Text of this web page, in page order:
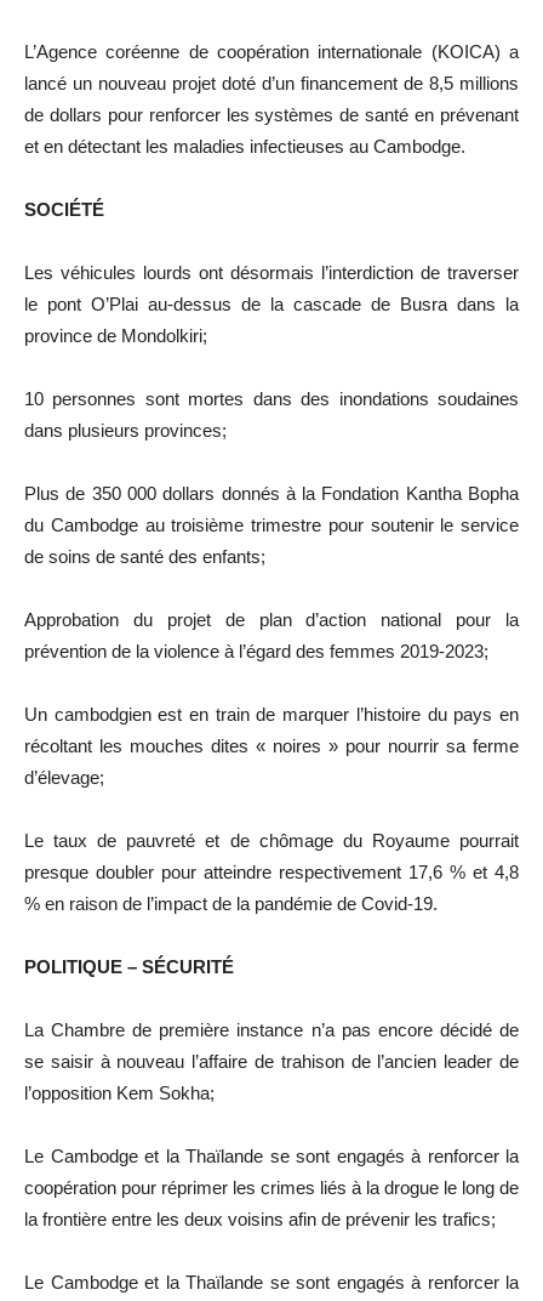
L’Agence coréenne de coopération internationale (KOICA) a
lancé un nouveau projet doté d’un financement de 8,5 millions
de dollars pour renforcer les systèmes de santé en prévenant
et en détectant les maladies infectieuses au Cambodge.
SOCIÉTÉ
Les véhicules lourds ont désormais l’interdiction de traverser
le pont O’Plai au-dessus de la cascade de Busra dans la
province de Mondolkiri;
10 personnes sont mortes dans des inondations soudaines
dans plusieurs provinces;
Plus de 350 000 dollars donnés à la Fondation Kantha Bopha
du Cambodge au troisième trimestre pour soutenir le service
de soins de santé des enfants;
Approbation du projet de plan d’action national pour la
prévention de la violence à l’égard des femmes 2019-2023;
Un cambodgien est en train de marquer l’histoire du pays en
récoltant les mouches dites « noires » pour nourrir sa ferme
d’élevage;
Le taux de pauvreté et de chômage du Royaume pourrait
presque doubler pour atteindre respectivement 17,6 % et 4,8
% en raison de l’impact de la pandémie de Covid-19.
POLITIQUE – SÉCURITÉ
La Chambre de première instance n’a pas encore décidé de
se saisir à nouveau l’affaire de trahison de l’ancien leader de
l’opposition Kem Sokha;
Le Cambodge et la Thaïlande se sont engagés à renforcer la
coopération pour réprimer les crimes liés à la drogue le long de
la frontière entre les deux voisins afin de prévenir les trafics;
Le Cambodge et la Thaïlande se sont engagés à renforcer la